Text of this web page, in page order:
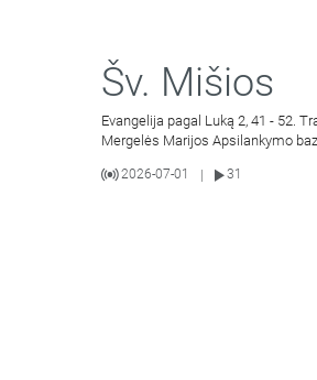
Šv. Mišios
Evangelija pagal Luką 2, 41 - 52.
Mergelės Marijos Apsilankymo
2026-07-01 31